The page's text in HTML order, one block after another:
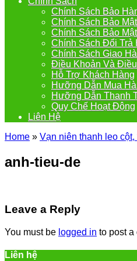
Chính Sách Bảo
Chính Sách Bảo
Chính Sách Bảo
Chính Sách Đổi Trả
Chính Sách Giao
Điều Khoản Và
Hỗ Trợ Khách Hàng
Hưỡng Dẫn Mua
Hưỡng Dẫn Thanh
Quy Chế Hoạt Động
Liên Hệ
Home » Vạn niên thanh leo
anh-tieu-de
Leave a Reply
You must be logged in to post a
Liên hệ